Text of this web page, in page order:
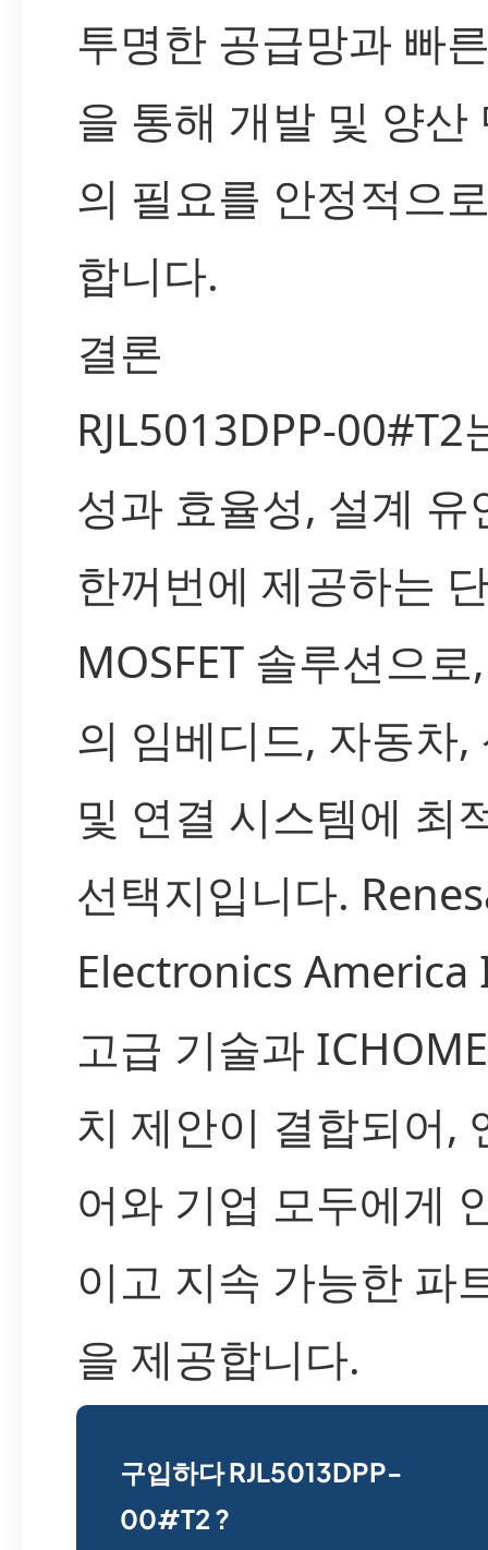
투명한 공급망과 빠
을 통해 개발 및 양산
의 필요를 안정적으
합니다.
결론
RJL5013DPP-00#T2
성과 효율성, 설계 유
한꺼번에 제공하는
MOSFET 솔루션으
의 임베디드, 자동차,
및 연결 시스템에 최
선택지입니다.
Electronics America
고급 기술과
치 제안이 결합되어,
어와 기업 모두에게
이고 지속 가능한 파
을 제공합니다.
구입하다 RJL5013DPP-
00#T2 ?